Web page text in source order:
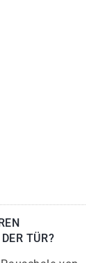
TÜR?